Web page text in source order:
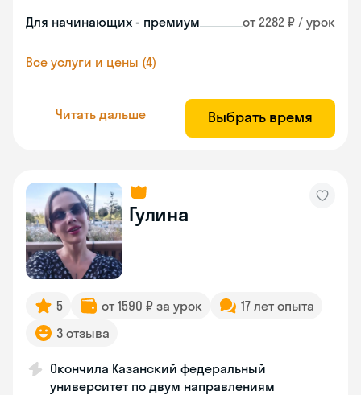
Для начинающих - премиум от 2282 ₽ / урок
Все услуги и цены (4)
Читать дальше Выбрать время
Гулина
5 от 1590 ₽ за урок
17 лет опыта
3 отзыва
Окончила Казанский федеральный
университет по двум направлениям